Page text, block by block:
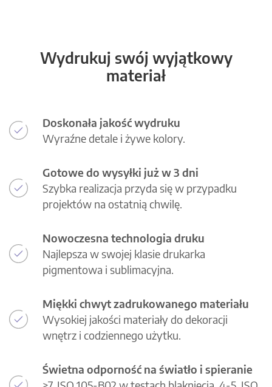
Wydrukuj swój wyjątkowy
materiał
Doskonała jakość wydruku
Wyraźne detale i żywe kolory.
Gotowe do wysyłki już w 3 dni
Szybka realizacja przyda się w przypadku
projektów na ostatnią chwilę.
Nowoczesna technologia druku
Najlepsza w swojej klasie drukarka
pigmentowa i sublimacyjna.
Miękki chwyt zadrukowanego materiału
Wysokiej jakości materiały do dekoracji
wnętrz i codziennego użytku.
Świetna odporność na światło i spieranie